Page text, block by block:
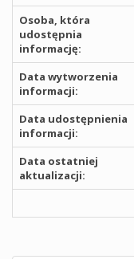
Osoba, która
udostępnia
informację:
Data wytworzenia
informacji:
Data udostępnienia
informacji:
Data ostatniej
aktualizacji: